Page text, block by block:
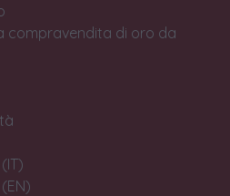
compravendita di oro da